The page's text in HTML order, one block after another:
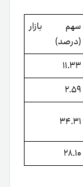
سهم بازار
(درصد)
۱۱.۳۳
۲.۵۹
۳۴.۳۱
۲۸.۱۰